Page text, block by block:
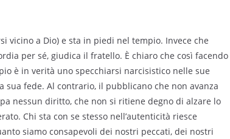
vicino a Dio) e sta in piedi nel tempio. Invece che
per sé, giudica il fratello. È chiaro che così facendo
è in verità uno specchiarsi narcisistico nelle sue
sua fede. Al contrario, il pubblicano che non avanza
nessun diritto, che non si ritiene degno di alzare lo
Chi sta con se stesso nell’autenticità riesce
siamo consapevoli dei nostri peccati, dei nostri